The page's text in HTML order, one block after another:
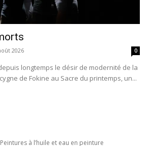
2026 0
longtemps le désir de modernité de la
de Fokine au Sacre du printemps, un...